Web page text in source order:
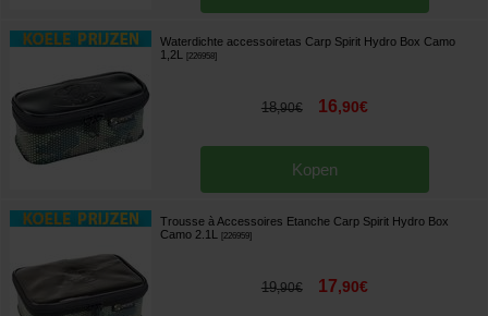
Waterdichte accessoiretas Carp Spirit Hydro Box Camo
1,2L
[226958]
18,90€ 16,90€
Kopen
Trousse à Accessoires Etanche Carp Spirit Hydro Box
Camo 2.1L
[226959]
19,90€ 17,90€